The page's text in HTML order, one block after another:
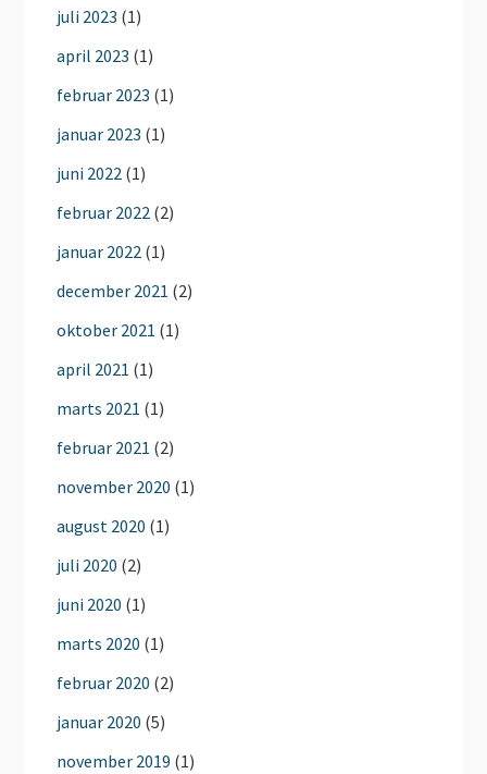
juli 2023 (1)
april 2023 (1)
februar 2023 (1)
januar 2023 (1)
juni 2022 (1)
februar 2022 (2)
januar 2022 (1)
december 2021 (2)
oktober 2021 (1)
april 2021 (1)
marts 2021 (1)
februar 2021 (2)
november 2020 (1)
august 2020 (1)
juli 2020 (2)
juni 2020 (1)
marts 2020 (1)
februar 2020 (2)
januar 2020 (5)
november 2019 (1)